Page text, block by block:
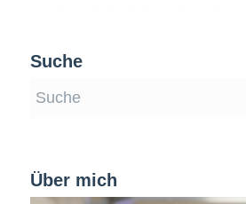
Suche
Über mich